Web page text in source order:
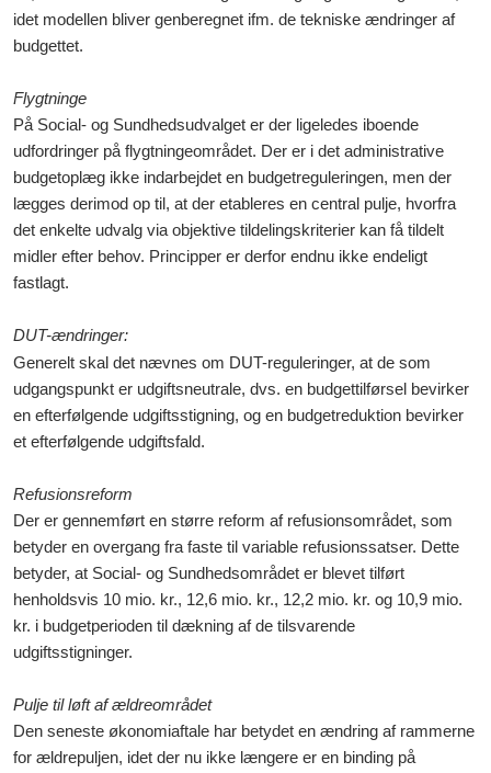
idet modellen bliver genberegnet ifm. de tekniske ændringer af
budgettet.
Flygtninge
På Social- og Sundhedsudvalget er der ligeledes iboende
udfordringer på flygtningeområdet. Der er i det administrative
budgetoplæg ikke indarbejdet en budgetreguleringen, men der
lægges derimod op til, at der etableres en central pulje, hvorfra
det enkelte udvalg via objektive tildelingskriterier kan få tildelt
midler efter behov. Principper er derfor endnu ikke endeligt
fastlagt.
DUT-ændringer:
Generelt skal det nævnes om DUT-reguleringer, at de som
udgangspunkt er udgiftsneutrale, dvs. en budgettilførsel bevirker
en efterfølgende udgiftsstigning, og en budgetreduktion bevirker
et efterfølgende udgiftsfald.
Refusionsreform
Der er gennemført en større reform af refusionsområdet, som
betyder en overgang fra faste til variable refusionssatser. Dette
betyder, at Social- og Sundhedsområdet er blevet tilført
henholdsvis 10 mio. kr., 12,6 mio. kr., 12,2 mio. kr. og 10,9 mio.
kr. i budgetperioden til dækning af de tilsvarende
udgiftsstigninger.
Pulje til løft af ældreområdet
Den seneste økonomiaftale har betydet en ændring af rammerne
for ældrepuljen, idet der nu ikke længere er en binding på